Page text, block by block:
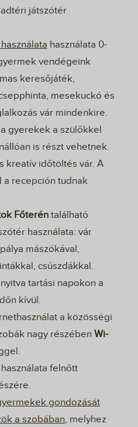
játszótér
használata 0-
vendégeink
keresőjáték,
mesekuckó és
vár mindenkire.
gyerekek a szülőkkel
is részt vehetnek.
kreatív időtöltés vár. A
a recepción tudnak
Főterén található
használata: vár
mászókával,
csúszdákkal.
tartási napokon a
kívül.
a közösségi
nagy részében Wi-
felnőtt
gondozását
a szobában, melyhez